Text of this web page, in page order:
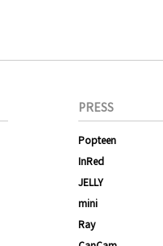
PRESS
Popteen
InRed
JELLY
mini
Ray